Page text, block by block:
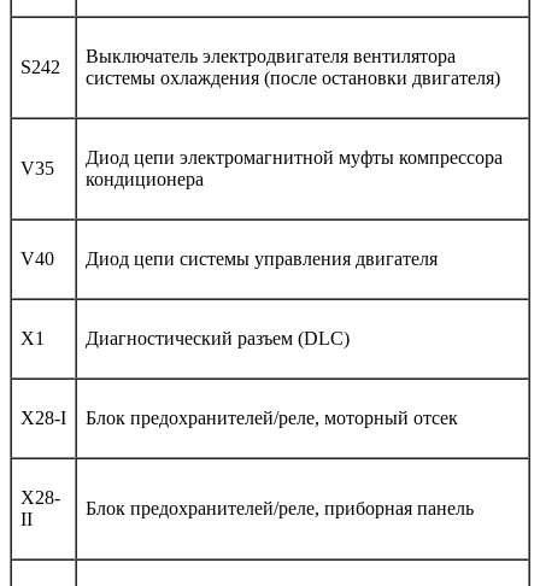
S242
Выключатель электродвигателя вентилятора
системы охлаждения (после остановки двигателя)
V35
Диод цепи электромагнитной муфты компрессора
кондиционера
V40 Диод цепи системы управления двигателя
X1 Диагностический разъем (DLC)
X28-I Блок предохранителей/реле, моторный отсек
X28-
II
Блок предохранителей/реле, приборная панель